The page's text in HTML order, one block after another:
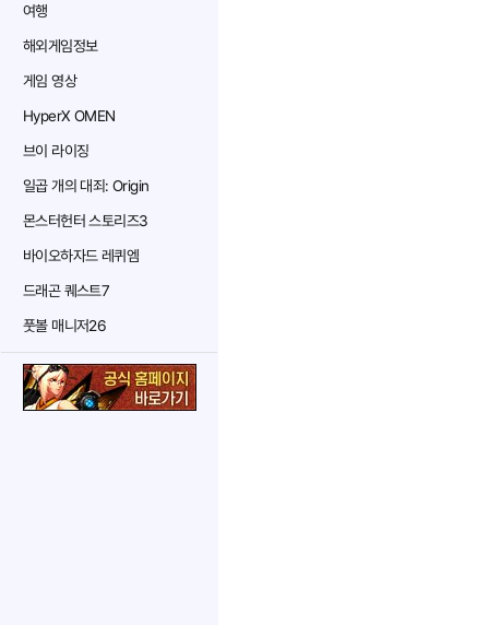
여행
해외게임정보
게임 영상
HyperX OMEN
브이 라이징
일곱 개의 대죄: Origin
몬스터헌터 스토리즈3
바이오하자드 레퀴엠
드래곤 퀘스트7
풋볼 매니저26